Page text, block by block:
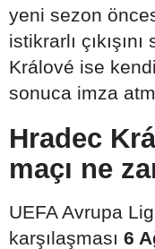
yeni sezon
istikrarlı
Králové ise
sonuca imza
Hradec
maçı ne
UEFA Avrupa
karşılaşması 6